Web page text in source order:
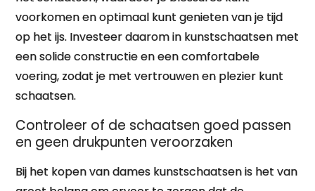
voorkomen en optimaal kunt genieten van je tijd
op het ijs. Investeer daarom in kunstschaatsen met
een solide constructie en een comfortabele
voering, zodat je met vertrouwen en plezier kunt
schaatsen.
Controleer of de schaatsen goed passen
en geen drukpunten veroorzaken
Bij het kopen van dames kunstschaatsen is het van